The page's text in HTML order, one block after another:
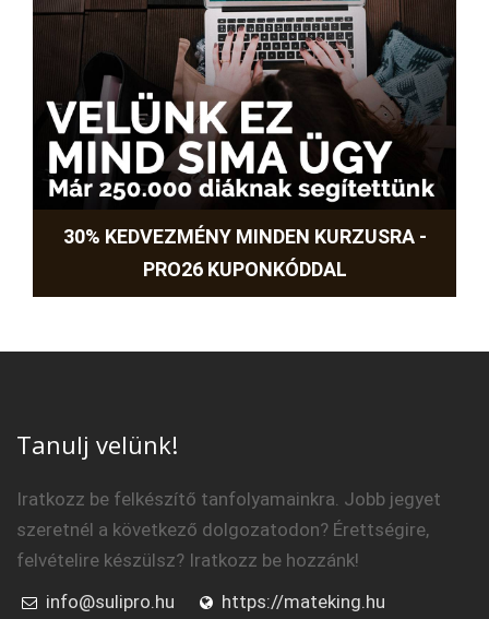
30% KEDVEZMÉNY MINDEN KURZUSRA -
PRO26 KUPONKÓDDAL
Tanulj velünk!
Iratkozz be felkészítő tanfolyamainkra. Jobb jegyet
szeretnél a következő dolgozatodon? Érettségire,
felvételire készülsz? Iratkozz be hozzánk!
info@sulipro.hu
https://mateking.hu